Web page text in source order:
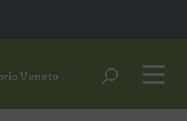
Veneto